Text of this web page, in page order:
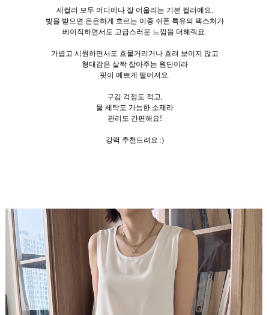
세컬러 모두 어디에나 잘 어울리는 기본 컬러예요.
빛을 받으면 은은하게 흐르는 이중 쉬폰 특유의 텍스처가
베이직하면서도 고급스러운 느낌을 더해줘요.
가볍고 시원하면서도 흐물거리거나 흐려 보이지 않고
형태감은 살짝 잡아주는 원단이라
핏이 예쁘게 떨어져요.
구김 걱정도 적고,
물 세탁도 가능한 소재라
관리도 간편해요!
강력 추천드려요 :)